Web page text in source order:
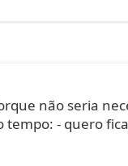
não seria
- quero